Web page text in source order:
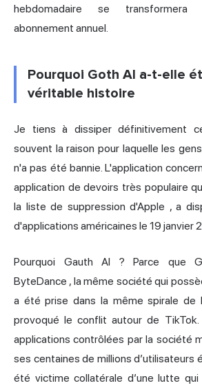
hebdomadaire se transformera
abonnement annuel.
Pourquoi Goth AI a-t-elle
véritable histoire
Je tiens à dissiper définitivement
souvent la raison pour laquelle les
n'a pas été bannie. L'application
application de devoirs très populaire
la liste de suppression d'Apple , a
d'applications américaines le 19 janvier
Pourquoi Gauth AI ? Parce que
ByteDance , la même société qui
a été prise dans la même spirale de
provoqué le conflit autour de
applications contrôlées par la société
ses centaines de millions d’utilisateurs
été victime collatérale d’une lutte qui